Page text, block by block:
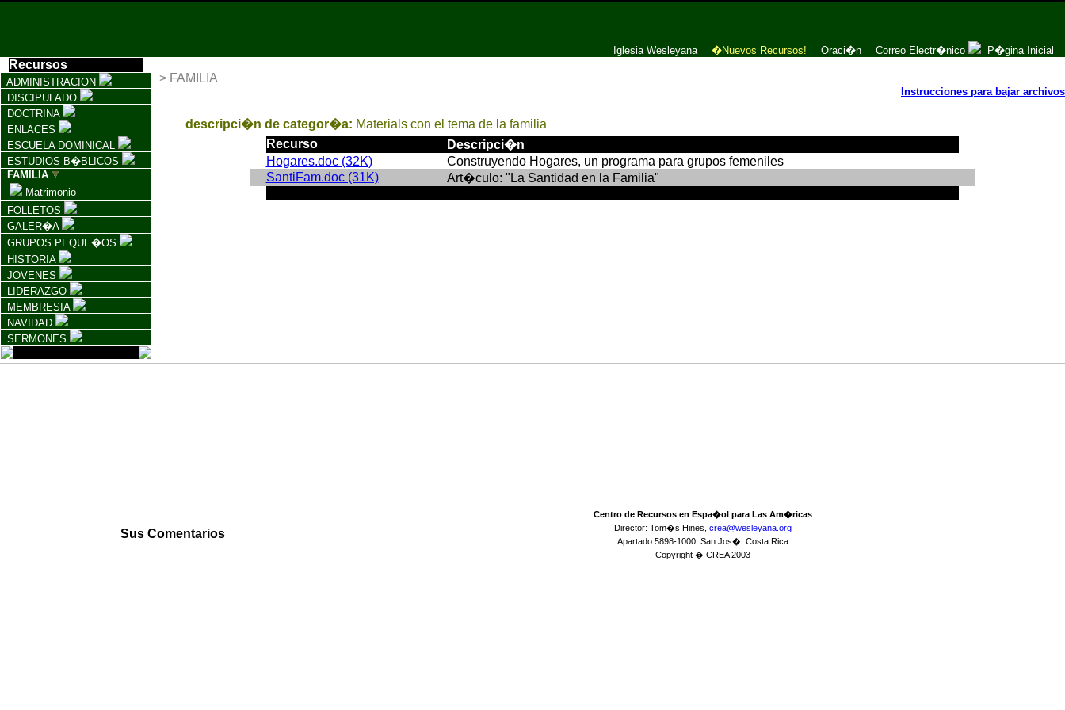
Iglesia Wesleyana �Nuevos Recursos! Oraci�n Correo Electr�nico P�gina Inicial
Recursos
ADMINISTRACION
DISCIPULADO
DOCTRINA
ENLACES
ESCUELA DOMINICAL
ESTUDIOS B�BLICOS
FAMILIA
Matrimonio
FOLLETOS
GALER�A
GRUPOS PEQUE�OS
HISTORIA
JOVENES
LIDERAZGO
MEMBRESIA
NAVIDAD
SERMONES
> FAMILIA
Instrucciones para bajar archivos
descripci�n de categor�a: Materials con el tema de la familia
Recurso
Descripci�n
Hogares.doc (32K)
Construyendo Hogares, un programa para grupos femeniles
SantiFam.doc (31K)
Art�culo: "La Santidad en la Familia"
Sus Comentarios
Centro de Recursos en Espa�ol para Las Am�ricas
Director: Tom�s Hines, crea@wesleyana.org
Apartado 5898-1000, San Jos�, Costa Rica
Copyright � CREA 2003